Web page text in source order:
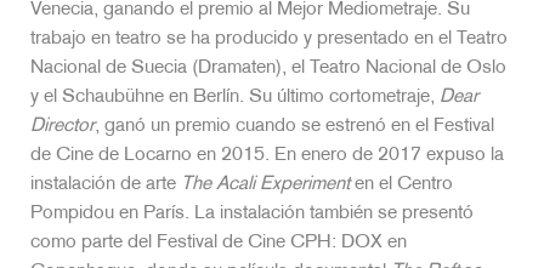
Venecia, ganando el premio al Mejor Mediometraje. Su
trabajo en teatro se ha producido y presentado en el Teatro
Nacional de Suecia (Dramaten), el Teatro Nacional de Oslo
y el Schaubühne en Berlín. Su último cortometraje, Dear
Director, ganó un premio cuando se estrenó en el Festival
de Cine de Locarno en 2015. En enero de 2017 expuso la
instalación de arte The Acali Experimenten el Centro
Pompidou en París. La instalación también se presentó
como parte del Festival de Cine CPH: DOX en